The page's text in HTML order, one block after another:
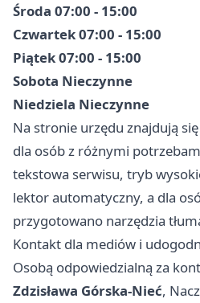
Środa 07:00 - 15:00
Czwartek 07:00 - 15:00
Piątek 07:00 - 15:00
Sobota Nieczynne
Niedziela Nieczynne
Na stronie urzędu znajdują
dla osób z różnymi
tekstowa serwisu, tryb
lektor automatyczny, a dla
przygotowano narzędzia
Kontakt dla mediów i
Osobą odpowiedzialną za
Zdzisława Górska-Nieć,